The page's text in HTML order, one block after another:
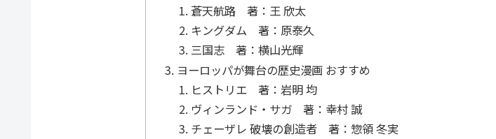
蒼天航路 著：王 欣太
キングダム 著：原泰久
三国志 著：横山光輝
ヨーロッパが舞台の歴史漫画 おすすめ
ヒストリエ 著：岩明 均
ヴィンランド・サガ 著：幸村 誠
チェーザレ 破壊の創造者 著：惣領 冬実